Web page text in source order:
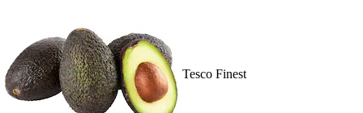
Tesco Finest